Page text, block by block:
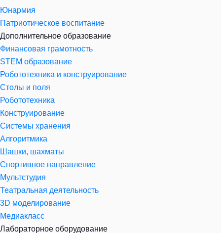
Юнармия
Патриотическое воспитание
Дополнительное образование
Финансовая грамотность
STEM образование
Робототехника и конструирование
Столы и поля
Робототехника
Конструирование
Системы хранения
Алгоритмика
Шашки, шахматы
Спортивное направление
Мультстудия
Театральная деятельность
3D моделирование
Медиакласс
Лабораторное оборудование